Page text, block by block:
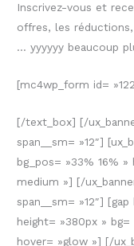
Inscrivez-vous et
offres, les
… yyyyyy beaucoup
[mc4wp_form id=
[/text_box] [/
span__sm= »12″]
bg_pos= »33% 16%
medium »] [/
span__sm= »12″]
height= »380px » bg=
hover= »glow »] [/